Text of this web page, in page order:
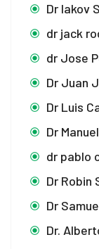
Dr Iakov
dr jack
dr Jose
Dr Juan
Dr Luis
Dr
dr pablo
Dr Robin
Dr
Dr.